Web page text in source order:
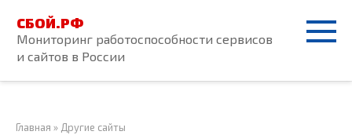
контенту
СБОЙ.РФ
Мониторинг работоспособности сервисов
и сайтов в России
Главная » Другие сайты